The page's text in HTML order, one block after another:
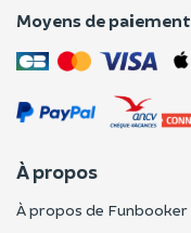
Moyens de paiement
À propos
À propos de Funbooker